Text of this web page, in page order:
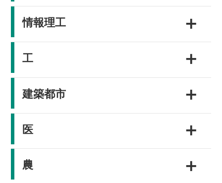
情報理工 ＋
工 ＋
建築都市 ＋
医 ＋
農 ＋